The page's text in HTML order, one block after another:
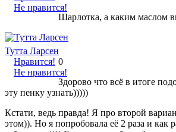
Не нравится!
Шарлотка, а каким маслом
Тутта Ларсен
Нравится!
Не нравится!
0
Здорово что всё в итоге
эту пенку узнать)))))
Кстати, ведь правда! Я про второй
этом)). Но я попробовала её 2 раза и как